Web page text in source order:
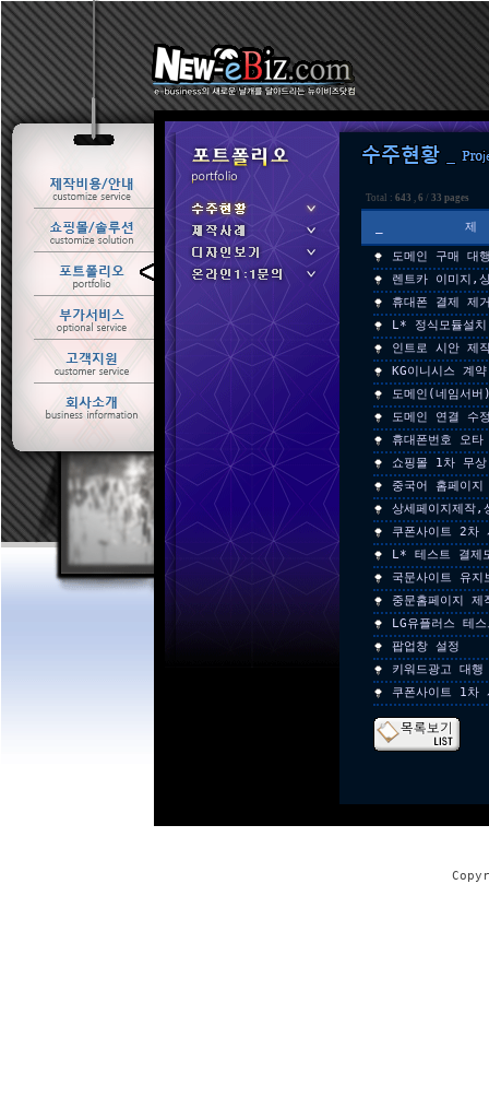
Total : 643 , 6 / 33 pages
도메인 구매 대
렌트카 이미지,
휴대폰 결제 제
L* 정식모듈설치
인트로 시안 제
KG이니시스 계
도메인(네임서
도메인 연결 수
휴대폰번호 오타
쇼핑몰 1차 무
중국어 홈페이지
상세페이지제작,
쿠폰사이트 2차
L* 테스트 결제
국문사이트 유지
중문홈페이지 제
LG유플러스 테
팝업창 설정
키워드광고 대행
쿠폰사이트 1차
ㆍ 수주현황
ㆍ 제작사례